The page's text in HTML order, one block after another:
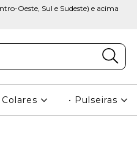
Oeste, Sul e Sudeste) e acima
Colares • Pulseiras